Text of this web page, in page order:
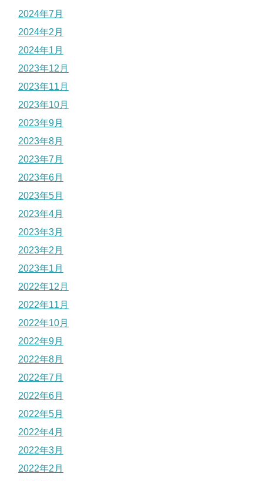
2024年7月
2024年2月
2024年1月
2023年12月
2023年11月
2023年10月
2023年9月
2023年8月
2023年7月
2023年6月
2023年5月
2023年4月
2023年3月
2023年2月
2023年1月
2022年12月
2022年11月
2022年10月
2022年9月
2022年8月
2022年7月
2022年6月
2022年5月
2022年4月
2022年3月
2022年2月